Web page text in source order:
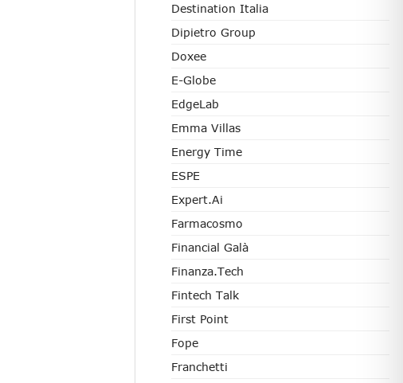
Destination Italia
Dipietro Group
Doxee
E-Globe
EdgeLab
Emma Villas
Energy Time
ESPE
Expert.ai
Farmacosmo
Financial Galà
Finanza.tech
Fintech Talk
First Point
Fope
Franchetti